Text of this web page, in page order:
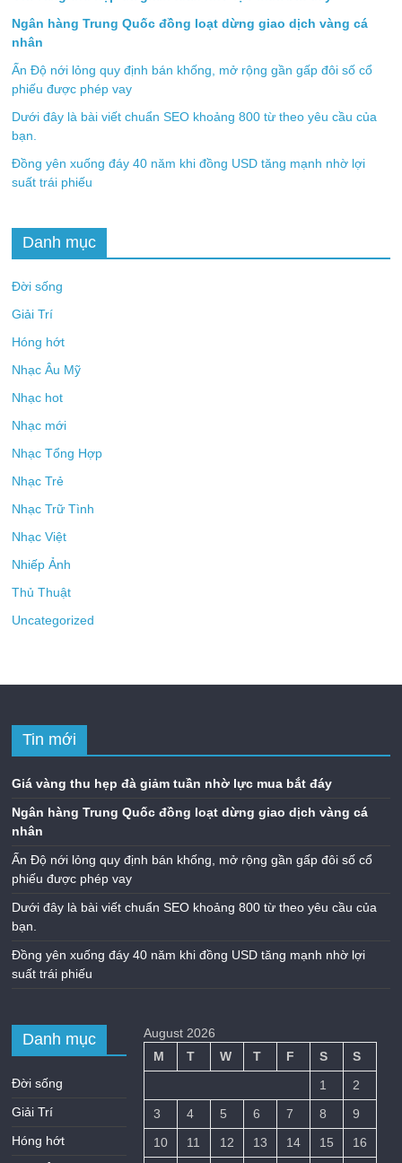
Ngân hàng Trung Quốc đồng loạt dừng giao dịch vàng cá
nhân
Ấn Độ nới lỏng quy định bán khống, mở rộng gần gấp đôi số cổ
phiếu được phép vay
Dưới đây là bài viết chuẩn SEO khoảng 800 từ theo yêu cầu của
bạn.
Đồng yên xuống đáy 40 năm khi đồng USD tăng mạnh nhờ lợi
suất trái phiếu
Danh mục
Đời sống
Giải Trí
Hóng hớt
Nhạc Âu Mỹ
Nhạc hot
Nhạc mới
Nhạc Tổng Hợp
Nhạc Trẻ
Nhạc Trữ Tình
Nhạc Việt
Nhiếp Ảnh
Thủ Thuật
Uncategorized
Tin mới
Giá vàng thu hẹp đà giảm tuần nhờ lực mua bắt đáy
Ngân hàng Trung Quốc đồng loạt dừng giao dịch vàng cá
nhân
Ấn Độ nới lỏng quy định bán khống, mở rộng gần gấp đôi số cổ
phiếu được phép vay
Dưới đây là bài viết chuẩn SEO khoảng 800 từ theo yêu cầu của
bạn.
Đồng yên xuống đáy 40 năm khi đồng USD tăng mạnh nhờ lợi
suất trái phiếu
Danh mục
Đời sống
Giải Trí
Hóng hớt
August 2026
M
T W T F S
S
1
2
3
4 5 6 7 8
9
10
11 12 13 14 15 16